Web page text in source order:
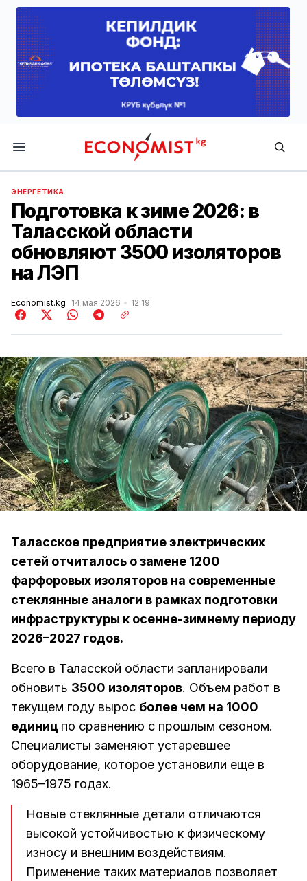
Economist.kg
ЭНЕРГЕТИКА
Подготовка к зиме 2026: в
Таласской области
обновляют 3500 изоляторов
на ЛЭП
Economist.kg 14 мая 2026 12:19
Таласское предприятие электрических
сетей отчиталось о замене 1200
фарфоровых изоляторов на современные
стеклянные аналоги в рамках подготовки
инфраструктуры к осенне-зимнему периоду
2026–2027 годов.
Всего в Таласской области запланировали
обновить 3500 изоляторов. Объем работ в
текущем году вырос более чем на 1000
единиц по сравнению с прошлым сезоном.
Специалисты заменяют устаревшее
оборудование, которое установили еще в
1965–1975 годах.
Новые стеклянные детали отличаются
высокой устойчивостью к физическому
износу и внешним воздействиям.
Применение таких материалов позволяет